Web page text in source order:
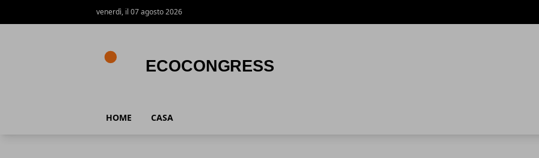
venerdì, il 07 agosto 2026
HOME CASA